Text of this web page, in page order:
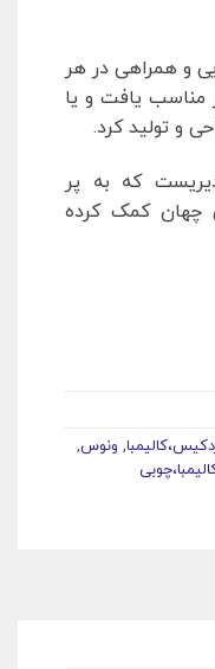
و همراهی در هر
یافت و یا
تولید کرد.
که به پر
چهان کمک کرده
,ونوس ,